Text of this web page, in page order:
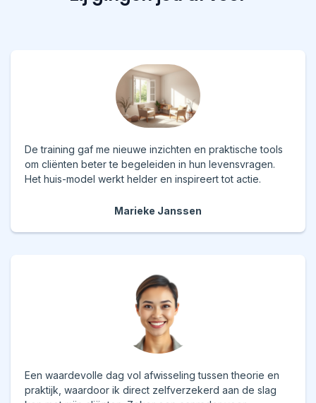
De training gaf me nieuwe inzichten en praktische tools
om cliënten beter te begeleiden in hun levensvragen.
Het huis-model werkt helder en inspireert tot actie.
Marieke Janssen
Een waardevolle dag vol afwisseling tussen theorie en
praktijk, waardoor ik direct zelfverzekerd aan de slag